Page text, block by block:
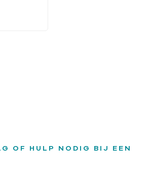
OF HULP NODIG BIJ EEN